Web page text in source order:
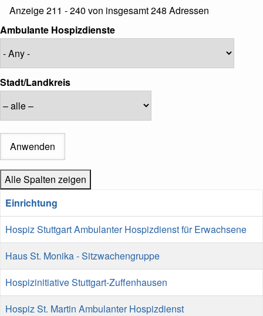
Referenz
auf
Anzeige 211 - 240 von insgesamt 248 Adressen
Ambulante Hospizdienste
Stadt/Landkreis
Alle Spalten zeigen
Einrichtung
Hospiz Stuttgart Ambulanter Hospizdienst für Erwachsene
Haus St. Monika - Sitzwachengruppe
Hospizinitiative Stuttgart-Zuffenhausen
Hospiz St. Martin Ambulanter Hospizdienst